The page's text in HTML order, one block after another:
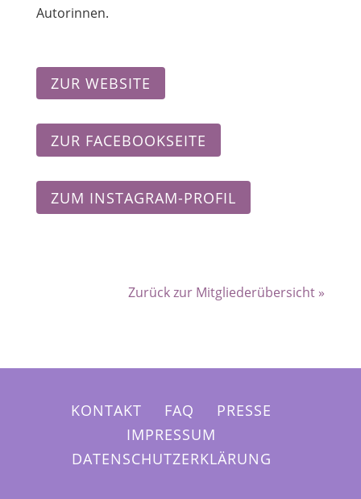
Autorinnen.
ZUR WEBSITE
ZUR FACEBOOKSEITE
ZUM INSTAGRAM-PROFIL
Zurück zur Mitgliederübersicht »
KONTAKT FAQ
PRESSE
IMPRESSUM
DATENSCHUTZERKLÄRUNG